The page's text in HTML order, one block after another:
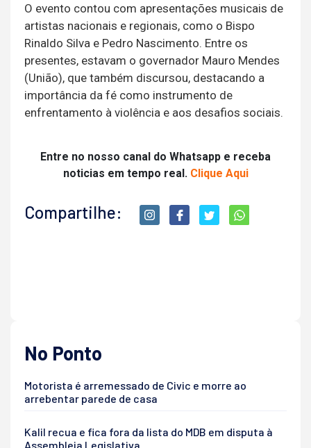
O evento contou com apresentações musicais de
artistas nacionais e regionais, como o Bispo
Rinaldo Silva e Pedro Nascimento. Entre os
presentes, estavam o governador Mauro Mendes
(União), que também discursou, destacando a
importância da fé como instrumento de
enfrentamento à violência e aos desafios sociais.
Entre no nosso canal do Whatsapp e receba
noticias em tempo real. Clique Aqui
Compartilhe:
No Ponto
Motorista é arremessado de Civic e morre ao
arrebentar parede de casa
Kalil recua e fica fora da lista do MDB em disputa à
Assembleia Legislativa